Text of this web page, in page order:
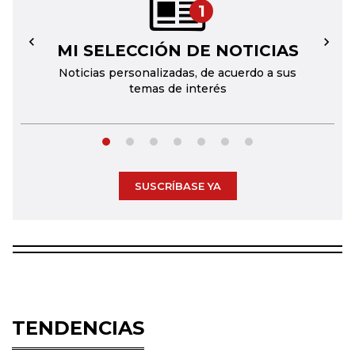
1
MI SELECCIÓN DE NOTICIAS
Noticias personalizadas, de acuerdo a sus
temas de interés
← →
SUSCRÍBASE YA
TENDENCIAS